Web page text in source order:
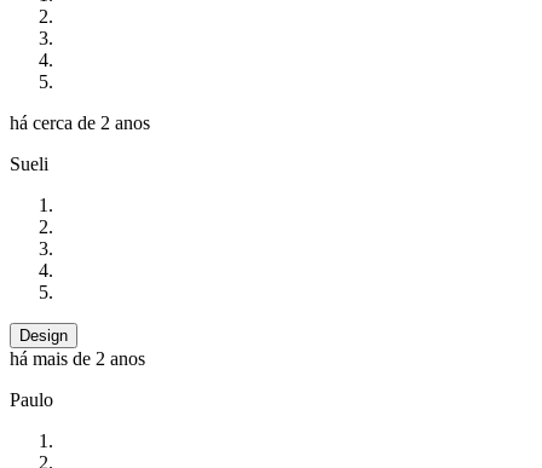
há cerca de 2 anos
Sueli
Design
há mais de 2 anos
Paulo